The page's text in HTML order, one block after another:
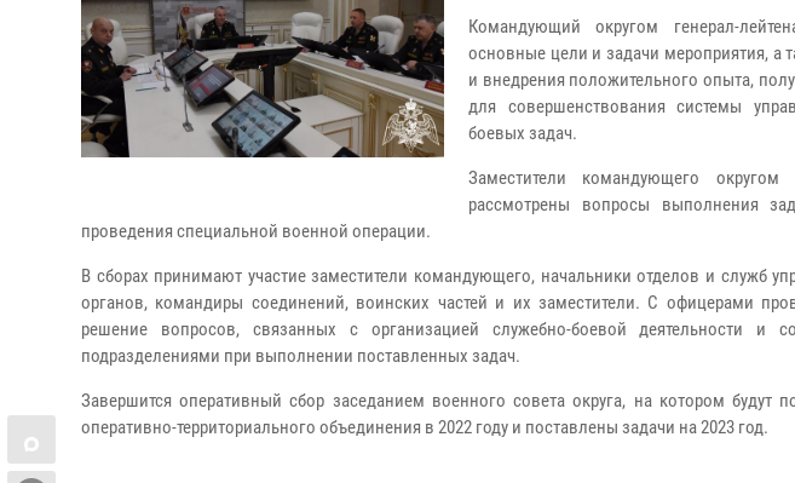
Командующий округом генерал-
основные цели и задачи мероприятия, а
и внедрения положительного опыта,
для совершенствования системы
боевых задач.
Заместители командующего
рассмотрены вопросы выполнения
проведения специальной военной операции.
В сборах принимают участие заместители командующего, начальники отделов и служб
органов, командиры соединений, воинских частей и их заместители. С офицерами
решение вопросов, связанных с организацией служебно-боевой деятельности и
подразделениями при выполнении поставленных задач.
Завершится оперативный сбор заседанием военного совета округа, на котором будут
оперативно-территориального объединения в 2022 году и поставлены задачи на 2023 год.